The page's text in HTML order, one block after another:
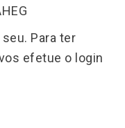
Para ter
efetue o login